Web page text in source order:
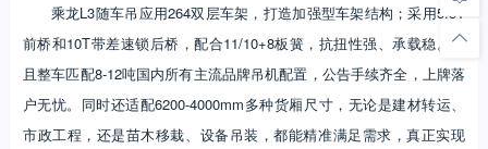
乘龙L3随车吊应用264双层车架，打造加强型车架结构；采用5.5T
前桥和10T带差速锁后桥，配合11/10+8板簧，抗扭性强、承载稳。并
且整车匹配8-12吨国内所有主流品牌吊机配置，公告手续齐全，上牌落
户无忧。同时还适配6200-4000mm多种货厢尺寸，无论是建材转运、
市政工程，还是苗木移栽、设备吊装，都能精准满足需求，真正实现